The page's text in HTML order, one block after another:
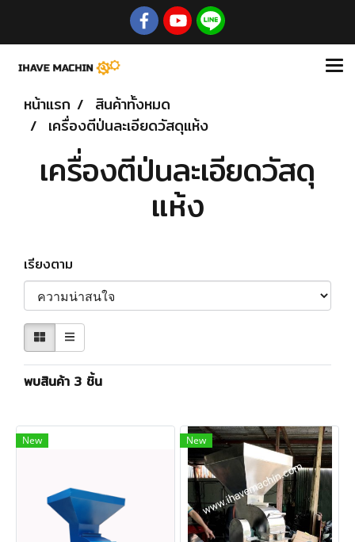
หน้าแรก
สินค้าทั้งหมด
เครื่องตีป่นละเอียดวัสดุแห้ง
เครื่องตีป่นละเอียดวัสดุ
แห้ง
เรียงตาม
พบสินค้า 3 ชิ้น
New New